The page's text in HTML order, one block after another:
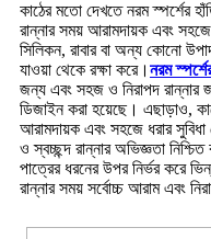
কাঠের মতো দেখতে নরম স্পর্শের
রান্নার সময় আরামদায়ক এবং
সিলিকন, রাবার বা অন্য কোনো
যাওয়া থেকে রক্ষা করে। নরম
জন্য এবং সহজ ও নিরাপদ রান্নার
ডিজাইন করা হয়েছে। এছাড়াও,
আরামদায়ক এবং সহজে ধরার সুবিধা
ও স্বচ্ছন্দ রান্নার অভিজ্ঞতা
পাত্রের ধরনের উপর নির্ভর করে
রান্নার সময় সর্বোচ্চ আরাম এবং